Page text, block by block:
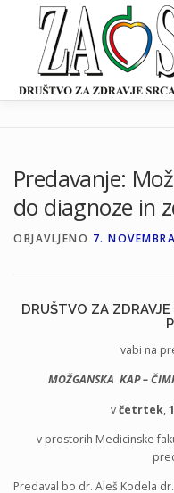
Preskoči
DEJAVNOSTI
Predavanje:
do diagnoze in
OBJAVLJENO 7.
DRUŠTVO ZA
vabi na
MOŽGANSKA KAP –
včetrtek,
v prostorih Medicinske
Predaval bo dr. Aleš Kodela